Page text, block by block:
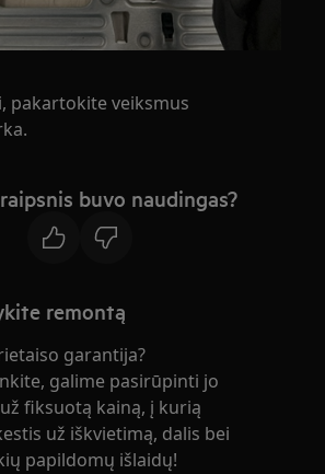
pakartokite veiksmus
buvo naudingas?
remontą
garantija?
galime pasirūpinti jo
fiksuotą kainą, į kurią
už iškvietimą, dalis bei
papildomų išlaidų!